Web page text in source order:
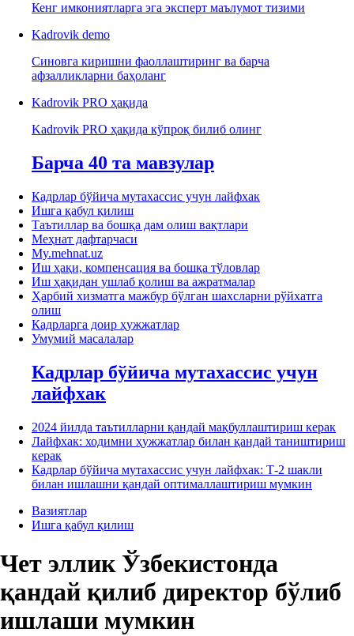
Кенг имкониятларга эга эксперт маълумот тизими
Kadrovik demo
Синовга киришни фаоллаштиринг ва барча
афзалликларни баҳоланг
Kadrovik PRO ҳақида
Kadrovik PRO ҳақида кўпроқ билиб олинг
Барча 40 та мавзулар
Кадрлар бўйича мутахассис учун лайфхак
Ишга қабул қилиш
Таътиллар ва бошқа дам олиш вақтлари
Меҳнат дафтарчаси
My.mehnat.uz
Иш ҳақи, компенсация ва бошқа тўловлар
Иш ҳақидан ушлаб қолиш ва ажратмалар
Ҳарбий хизматга мажбур бўлган шахсларни рўйхатга
олиш
Кадрларга доир ҳужжатлар
Умумий масалалар
Кадрлар бўйича мутахассис учун
лайфхак
2024 йилда таътилларни қандай мақбуллаштириш керак
Лайфхак: ходимни ҳужжатлар билан қандай таништириш
керак
Кадрлар бўйича мутахассис учун лайфхак: Т-2 шакли
билан ишлашни қандай оптималлаштириш мумкин
Вазиятлар
Ишга қабул қилиш
Чет эллик Ўзбекистонда
қандай қилиб директор бўлиб
ишлаши мумкин